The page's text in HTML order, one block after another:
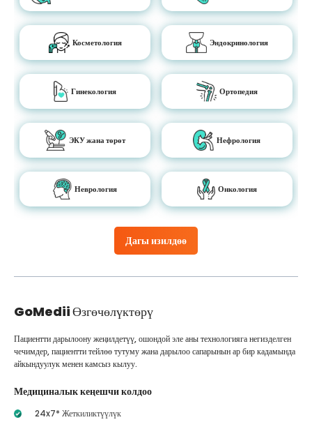
Дагы изилдөө
Косметология Эндокринология
Гинекология Ортопедия
ЭКУ жана төрөт Нефрология
Неврология Онкология
GoMediiӨзгөчөлүктөрү
Пациентти дарылоону жеңилдетүү, ошондой эле аны технологияга негизделген
чечимдер, пациентти тейлөө тутуму жана дарылоо сапарынын ар бир кадамында
айкындуулук менен камсыз кылуу.
Медициналык кеңешчи колдоо
24x7* Жеткиликтүүлүк